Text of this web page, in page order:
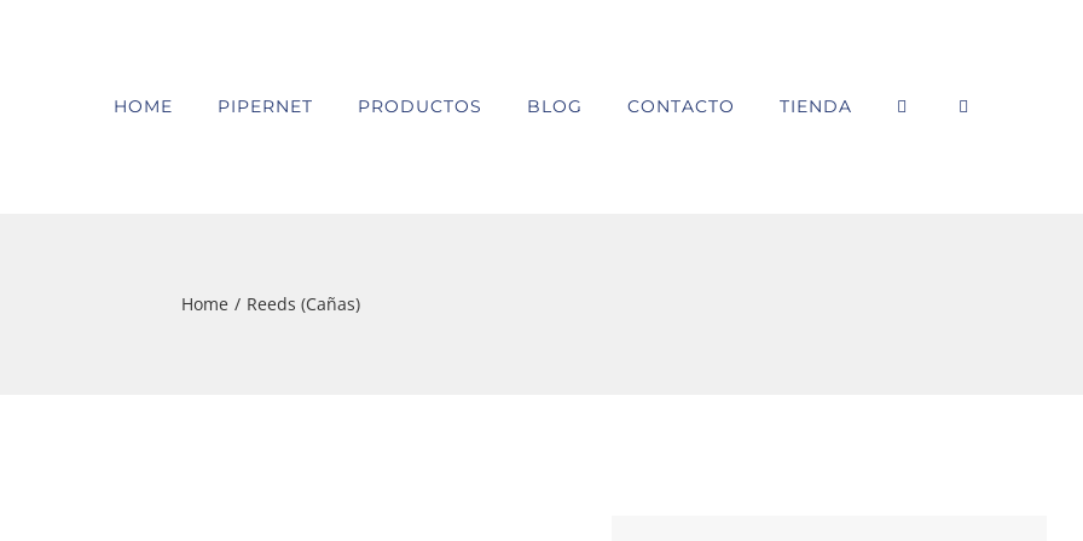
HOME PIPERNET PRODUCTOS BLOG CONTACTO TIENDA
Home / Reeds (Cañas)